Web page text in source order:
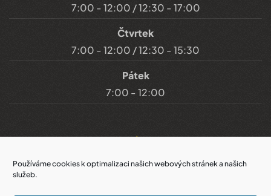
Používáme cookies k optimalizaci našich webových stránek a našich
služeb.
7:00 - 12:00 / 12:30 - 17:00
Čtvrtek
7:00 - 12:00 / 12:30 - 15:30
Pátek
7:00 - 12:00
Důležité odkazy
Prohlášení o přístupnosti